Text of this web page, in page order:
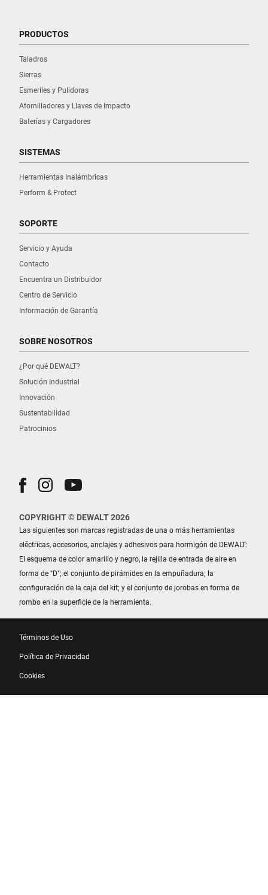
PRODUCTOS
Taladros
Sierras
Esmeriles y Pulidoras
Atornilladores y Llaves de Impacto
Baterías y Cargadores
SISTEMAS
Herramientas Inalámbricas
Perform & Protect
SOPORTE
Servicio y Ayuda
Contacto
Encuentra un Distribuidor
Centro de Servicio
Información de Garantía
SOBRE NOSOTROS
¿Por qué DEWALT?
Solución Industrial
Innovación
Sustentabilidad
Patrocinios
COPYRIGHT © DEWALT 2026
Las siguientes son marcas registradas de una o más herramientas
eléctricas, accesorios, anclajes y adhesivos para hormigón de DEWALT:
El esquema de color amarillo y negro, la rejilla de entrada de aire en
forma de "D"; el conjunto de pirámides en la empuñadura; la
configuración de la caja del kit; y el conjunto de jorobas en forma de
rombo en la superficie de la herramienta.
Términos de Uso
Política de Privacidad
Cookies